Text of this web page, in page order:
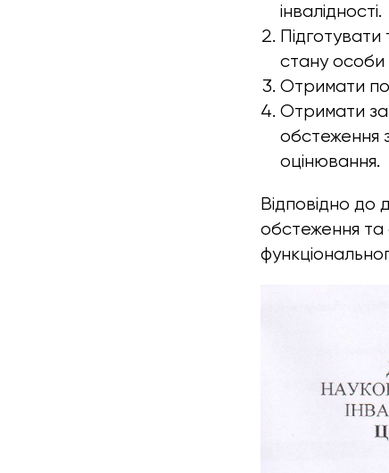
інвалідності.
стану особи
Отримати
Отримати
обстеження
оцінювання.
Відповідно до
обстеження та